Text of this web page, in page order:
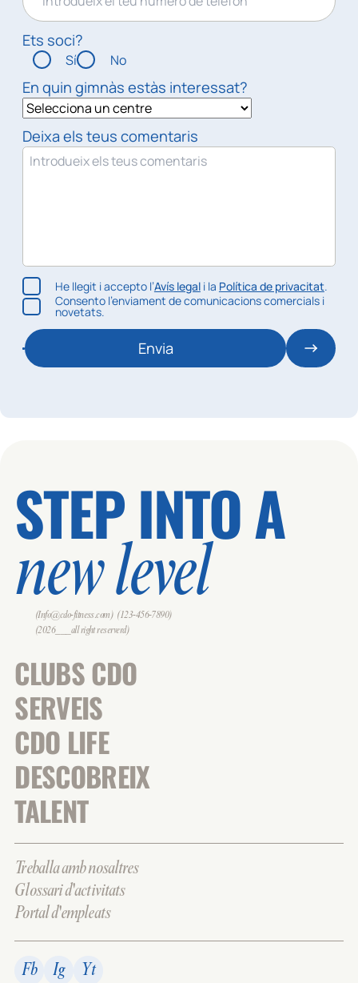
Ets soci?
Sí No
En quin gimnàs estàs interessat?
Deixa els teus comentaris
He llegit i accepto l’Avís legali la Política de privacitat.
Consento l’enviament de comunicacions comercials i
novetats.
Envia
STEP INTO A
new level
(Info@cdo-fitness.com) (123-456-7890)
(2026___all right reserverd)
CLUBS CDO
SERVEIS
CDO LIFE
DESCOBREIX
TALENT
Treballa amb nosaltres
Glossari d'activitats
Portal d'empleats
Fb Ig Yt